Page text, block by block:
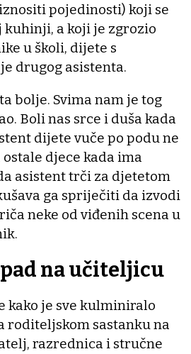
pojedinosti) koji se
kuhinji, a koji je zgrozio
u školi, dijete s
drugog asistenta.
bolje. Svima nam je tog
Boli nas srce i duša kada
dijete vuče po podu ne
djece kada ima
asistent trči za djetetom
ga spriječiti da izvodi
neke od viđenih scena u
na učiteljicu
kako je sve kulminiralo
roditeljskom sastanku na
razrednica i stručne